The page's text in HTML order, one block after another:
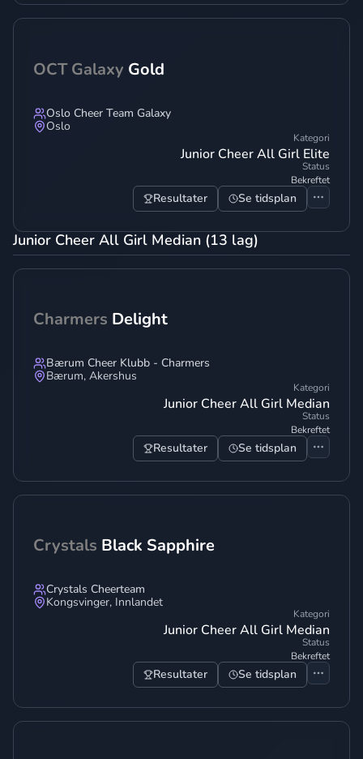
OCT Galaxy Gold
Oslo Cheer Team Galaxy
Oslo
Kategori
Junior Cheer All Girl Elite
Status
Bekreftet
Resultater Se tidsplan
Junior Cheer All Girl Median (13 lag)
Charmers Delight
Bærum Cheer Klubb - Charmers
Bærum, Akershus
Kategori
Junior Cheer All Girl Median
Status
Bekreftet
Resultater Se tidsplan
Crystals Black Sapphire
Crystals Cheerteam
Kongsvinger, Innlandet
Kategori
Junior Cheer All Girl Median
Status
Bekreftet
Resultater Se tidsplan